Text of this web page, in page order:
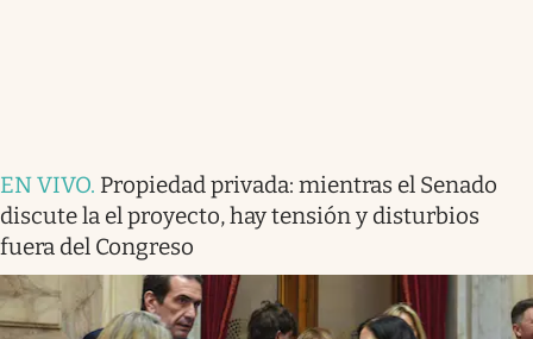
EN VIVO. Propiedad privada: mientras el Senado
discute la el proyecto, hay tensión y disturbios
fuera del Congreso